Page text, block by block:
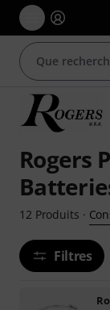
Rogers
12 Produits ·
Filtres